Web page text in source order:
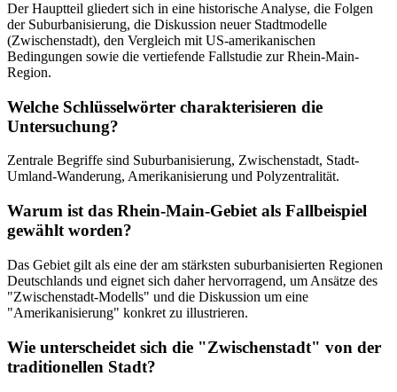
Der Hauptteil gliedert sich in eine historische Analyse, die Folgen
der Suburbanisierung, die Diskussion neuer Stadtmodelle
(Zwischenstadt), den Vergleich mit US-amerikanischen
Bedingungen sowie die vertiefende Fallstudie zur Rhein-Main-
Region.
Welche Schlüsselwörter charakterisieren die
Untersuchung?
Zentrale Begriffe sind Suburbanisierung, Zwischenstadt, Stadt-
Umland-Wanderung, Amerikanisierung und Polyzentralität.
Warum ist das Rhein-Main-Gebiet als Fallbeispiel
gewählt worden?
Das Gebiet gilt als eine der am stärksten suburbanisierten Regionen
Deutschlands und eignet sich daher hervorragend, um Ansätze des
"Zwischenstadt-Modells" und die Diskussion um eine
"Amerikanisierung" konkret zu illustrieren.
Wie unterscheidet sich die "Zwischenstadt" von der
traditionellen Stadt?